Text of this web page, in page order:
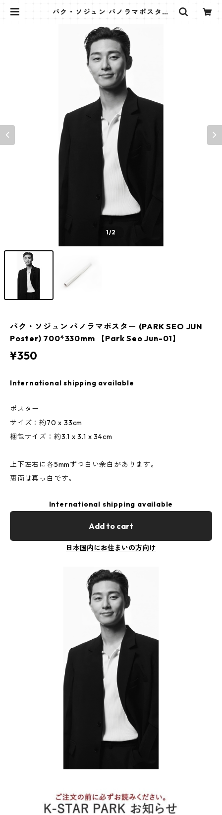
パク・ソジュン パノラマポスター
0mm 【Park Seo Jun-01】 | K S
TAR PLUS
1/2
パク・ソジュン パノラマポスター (PARK SEO JUN
Poster) 700*330mm 【Park Seo Jun-01】
¥350
International shipping available
ポスター
サイズ：約70 x 33cm
梱包サイズ：約3.1 x 3.1 x 34cm
上下左右に各5mmずつ白い余白があります。
裏面は真っ白です。
International shipping available
Add to cart
日本国内にお住まいの方向け